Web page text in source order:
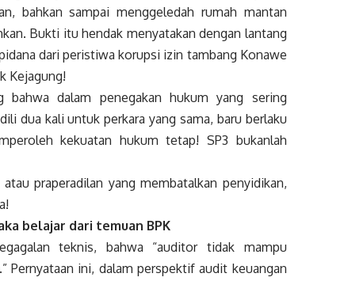
bahkan sampai menggeledah rumah mantan
Bukti itu hendak menyatakan dengan lantang
dari peristiwa korupsi izin tambang Konawe
Kejagung!
dalam penegakan hukum yang sering
dua kali untuk perkara yang sama, baru berlaku
kekuatan hukum tetap! SP3 bukanlah
praperadilan yang membatalkan penyidikan,
belajar dari temuan BPK
teknis, bahwa “auditor tidak mampu
Pernyataan ini, dalam perspektif audit keuangan